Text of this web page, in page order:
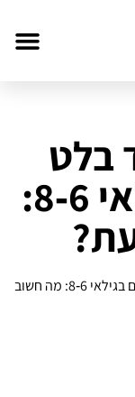
בלט
עבור ילדים בגילאי 6‑8:
סיכונים בריקוד בלט עבור ילדים בגילאי 6‑8: מה חשוב